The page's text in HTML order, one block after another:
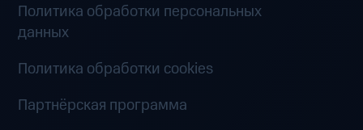
Политика обработки персональных
данных
Политика обработки cookies
Партнёрская программа